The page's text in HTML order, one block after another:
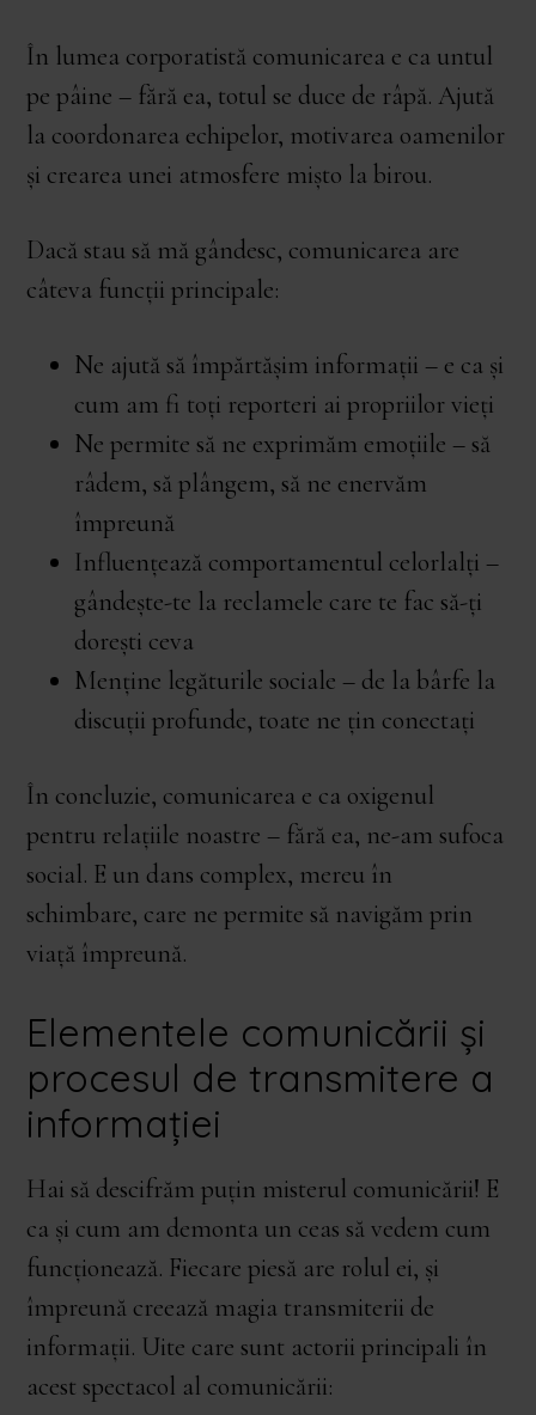
În lumea corporatistă comunicarea e ca untul
pe pâine – fără ea, totul se duce de râpă. Ajută
la coordonarea echipelor, motivarea oamenilor
și crearea unei atmosfere mișto la birou.
Dacă stau să mă gândesc, comunicarea are
câteva funcții principale:
Ne ajută să împărtășim informații – e ca și
cum am fi toți reporteri ai propriilor vieți
Ne permite să ne exprimăm emoțiile – să
râdem, să plângem, să ne enervăm
împreună
Influențează comportamentul celorlalți –
gândește-te la reclamele care te fac să-ți
dorești ceva
Menține legăturile sociale – de la bârfe la
discuții profunde, toate ne țin conectați
În concluzie, comunicarea e ca oxigenul
pentru relațiile noastre – fără ea, ne-am sufoca
social. E un dans complex, mereu în
schimbare, care ne permite să navigăm prin
viață împreună.
Elementele comunicării și
procesul de transmitere a
informației
Hai să descifrăm puțin misterul comunicării! E
ca și cum am demonta un ceas să vedem cum
funcționează. Fiecare piesă are rolul ei, și
împreună creează magia transmiterii de
informații. Uite care sunt actorii principali în
acest spectacol al comunicării: